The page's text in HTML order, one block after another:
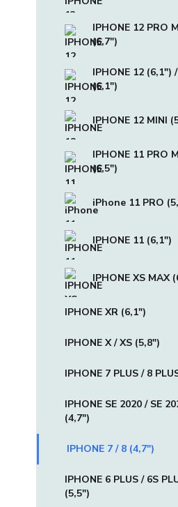
IPHONE 12 PRO
(6,7")
IPHONE 12 (6,1")
(6,1")
IPHONE 12 MINI
IPHONE 11 PRO
(6,5")
iPhone 11 PRO
IPHONE 11 (6,1")
IPHONE XS MAX
IPHONE XR (6,1")
IPHONE X / XS (5,8")
IPHONE 7 PLUS / 8
IPHONE SE 2020 / SE
(4,7")
IPHONE 7 / 8 (4,7")
IPHONE 6 PLUS / 6S
(5,5")